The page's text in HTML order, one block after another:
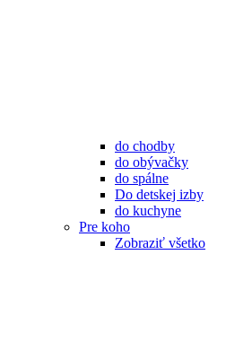
do chodby
do obývačky
do spálne
Do detskej izby
do kuchyne
Pre koho
Zobraziť všetko